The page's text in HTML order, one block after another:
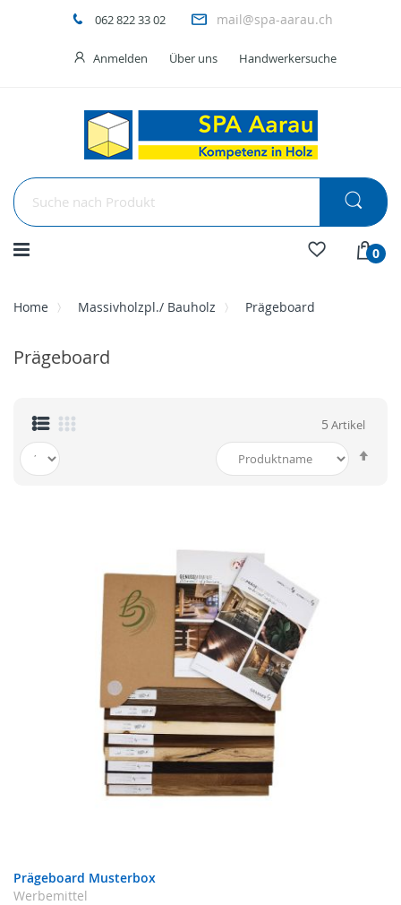
062 822 33 02 mail@spa-aarau.ch
Anmelden Über uns Handwerkersuche
Menü
0
Home Massivholzpl./ Bauholz Prägeboard
Prägeboard
5 Artikel
Prägeboard Musterbox
Werbemittel